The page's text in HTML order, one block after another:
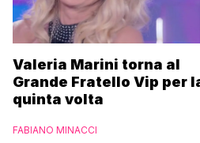
Valeria Marini torna al
Grande Fratello Vip per
quinta volta
FABIANO MINACCI